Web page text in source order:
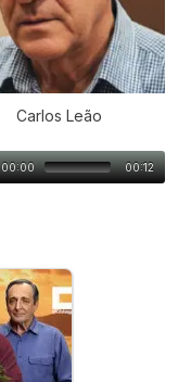
Carlos Leão
00:00 00:12